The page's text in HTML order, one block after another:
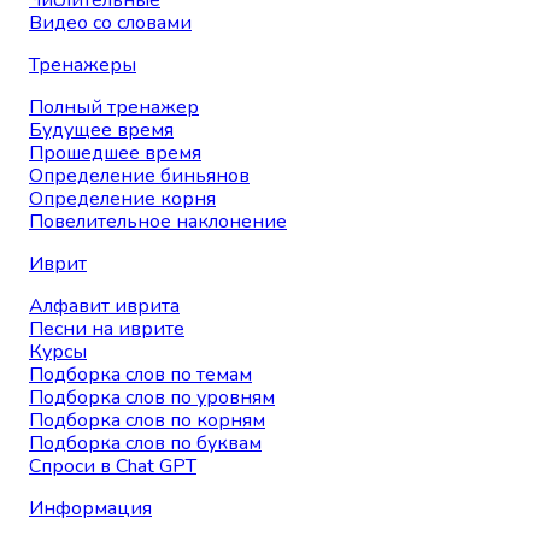
Видео со словами
Тренажеры
Полный тренажер
Будущее время
Прошедшее время
Определение биньянов
Определение корня
Повелительное наклонение
Иврит
Алфавит иврита
Песни на иврите
Курсы
Подборка слов по темам
Подборка слов по уровням
Подборка слов по корням
Подборка слов по буквам
Спроси в Chat GPT
Информация